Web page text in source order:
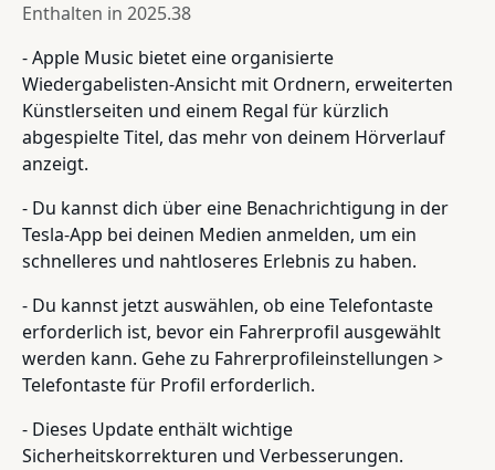
Enthalten in 2025.38
- Apple Music bietet eine organisierte
Wiedergabelisten-Ansicht mit Ordnern, erweiterten
Künstlerseiten und einem Regal für kürzlich
abgespielte Titel, das mehr von deinem Hörverlauf
anzeigt.
- Du kannst dich über eine Benachrichtigung in der
Tesla-App bei deinen Medien anmelden, um ein
schnelleres und nahtloseres Erlebnis zu haben.
- Du kannst jetzt auswählen, ob eine Telefontaste
erforderlich ist, bevor ein Fahrerprofil ausgewählt
werden kann. Gehe zu Fahrerprofileinstellungen >
Telefontaste für Profil erforderlich.
- Dieses Update enthält wichtige
Sicherheitskorrekturen und Verbesserungen.